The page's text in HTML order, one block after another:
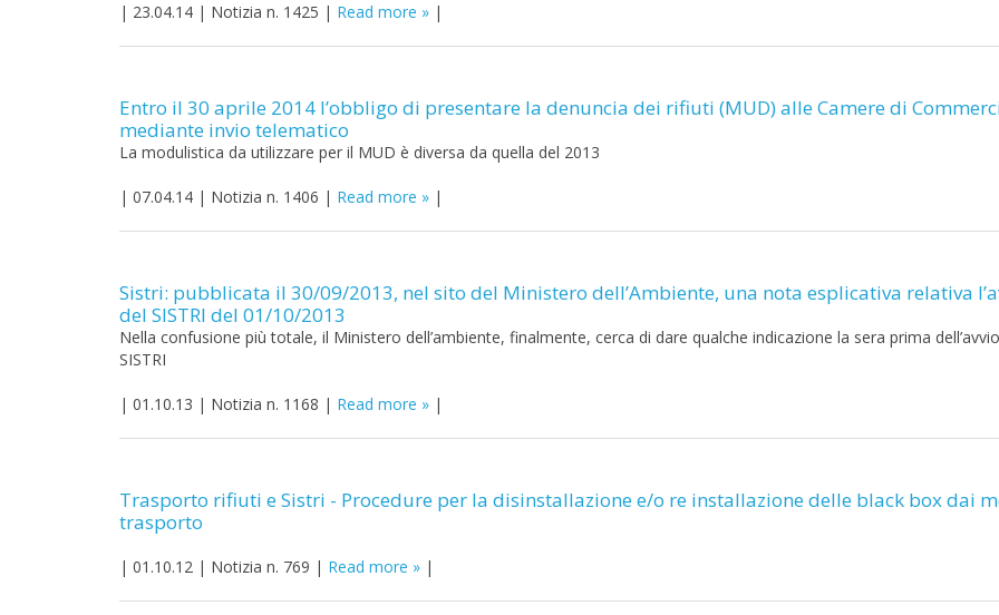
| 23.04.14 | Notizia n. 1425 | Read more |
Entro il 30 aprile 2014 l’obbligo di presentare la denuncia dei rifiuti (MUD) alle Camere di
mediante invio telematico
La modulistica da utilizzare per il MUD è diversa da quella del 2013
| 07.04.14 | Notizia n. 1406 | Read more |
Sistri: pubblicata il 30/09/2013, nel sito del Ministero dell’Ambiente, una nota esplicativa relativa
del SISTRI del 01/10/2013
Nella confusione più totale, il Ministero dell’ambiente, finalmente, cerca di dare qualche indicazione la sera prima
SISTRI
| 01.10.13 | Notizia n. 1168 | Read more |
Trasporto rifiuti e Sistri - Procedure per la disinstallazione e/o re installazione delle black box dai
trasporto
| 01.10.12 | Notizia n. 769 | Read more |